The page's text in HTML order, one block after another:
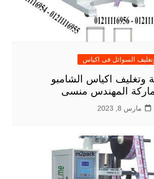
وتغليف اكياس الشامبو
مارس 8, 2023